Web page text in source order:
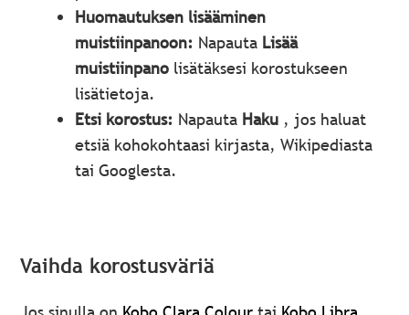
Huomautuksen lisääminen
muistiinpanoon: Napauta Lisää
muistiinpano lisätäksesi korostukseen
lisätietoja.
Etsi korostus: Napauta Haku , jos haluat
etsiä kohokohtaasi kirjasta, Wikipediasta
tai Googlesta.
Vaihda korostusväriä